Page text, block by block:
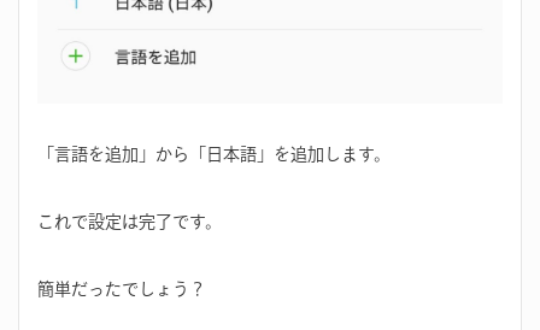
「言語を追加」から「日本語」を追加します。
これで設定は完了です。
簡単だったでしょう？